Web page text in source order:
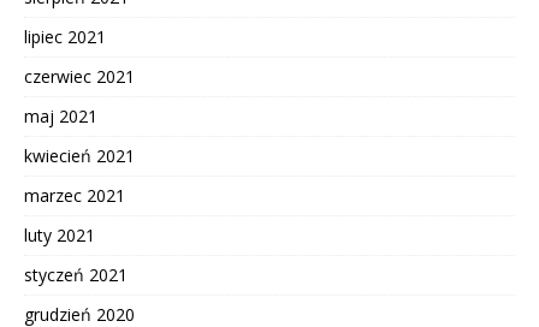
lipiec 2021
czerwiec 2021
maj 2021
kwiecień 2021
marzec 2021
luty 2021
styczeń 2021
grudzień 2020